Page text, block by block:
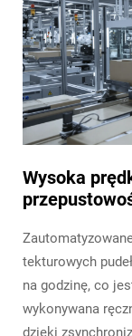
Wysoka
tekturowych
na godzinę, co
wykonywana
dzięki